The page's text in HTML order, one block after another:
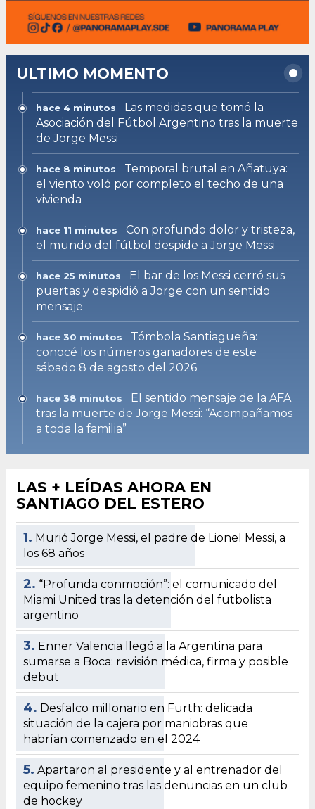
ULTIMO MOMENTO
hace 4 minutos
Las medidas que tomó la
Asociación del Fútbol Argentino tras la muerte
de Jorge Messi
hace 8 minutos
Temporal brutal en Añatuya:
el viento voló por completo el techo de una
vivienda
hace 11 minutos
Con profundo dolor y tristeza,
el mundo del fútbol despide a Jorge Messi
hace 25 minutos
El bar de los Messi cerró sus
puertas y despidió a Jorge con un sentido
mensaje
hace 30 minutos
Tómbola Santiagueña:
conocé los números ganadores de este
sábado 8 de agosto del 2026
hace 38 minutos
El sentido mensaje de la AFA
tras la muerte de Jorge Messi: “Acompañamos
a toda la familia”
LAS + LEÍDAS AHORA EN
SANTIAGO DEL ESTERO
1. Murió Jorge Messi, el padre de Lionel Messi, a
los 68 años
2. “Profunda conmoción”: el comunicado del
Miami United tras la detención del futbolista
argentino
3. Enner Valencia llegó a la Argentina para
sumarse a Boca: revisión médica, firma y posible
debut
4. Desfalco millonario en Furth: delicada
situación de la cajera por maniobras que
habrían comenzado en el 2024
5. Apartaron al presidente y al entrenador del
equipo femenino tras las denuncias en un club
de hockey